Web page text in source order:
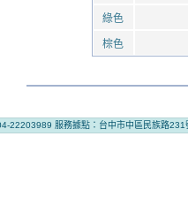
綠色
棕色
22203989 服務據點：台中市中區民族路